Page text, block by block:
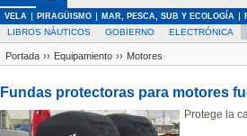
VELA PIRAGÜISMO MAR, PESCA, SUB Y ECOLOGÍA
LIBROS NÁUTICOS GOBIERNO ELECTRÓNICA
Portada ›› Equipamiento ›› Motores
Fundas protectoras para motores
Protege la